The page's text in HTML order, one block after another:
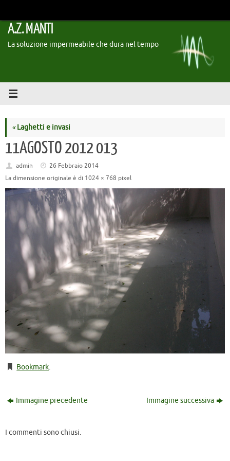
contenuto
A.Z. MANTI
La soluzione impermeabile che dura nel tempo
«Laghetti e invasi
11AGOSTO 2012 013
admin
26 Febbraio 2014
La dimensione originale è di 1024 × 768 pixel
Bookmark.
Immagine precedente Immagine successiva
I commenti sono chiusi.